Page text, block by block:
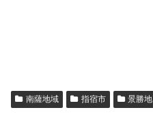
南薩地域 指宿市 景勝地